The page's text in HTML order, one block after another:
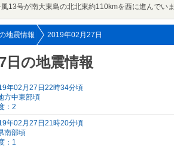
13号が南大東島の北北東約110kmを西に進んでい
地震情報 2019年02月27日
日の地震情報
年02月27日22時34分頃
方中東部頃
：2
年02月27日21時20分頃
南部頃
：1